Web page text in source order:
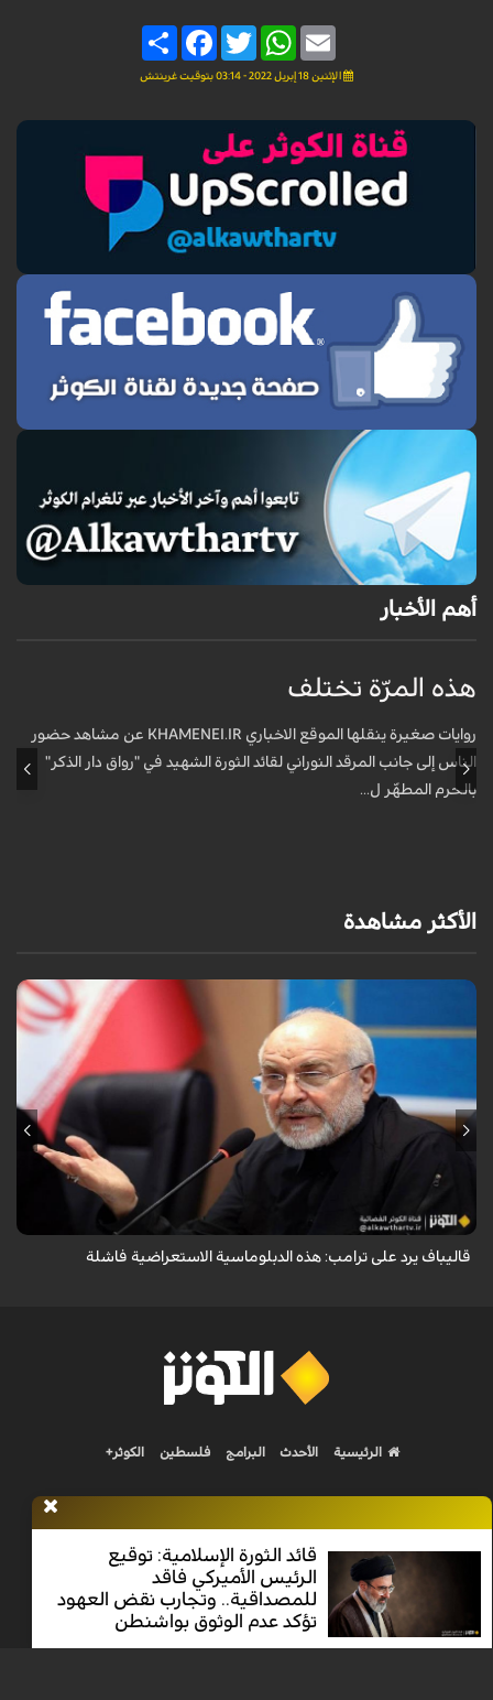
Share
FacebookTwitter
WhatsAppEmail
الإثنين 18 إبريل 2022 - 03:14 بتوقيت غرينتش
أهم الأخبار
هذه المرّة تختلف
روايات صغيرة ينقلها الموقع الاخباري KHAMENEI.IR عن مشاهد حضور
الناس إلى جانب المرقد النوراني لقائد الثورة الشهيد في "رواق دار الذكر"
بالحرم المطهّر ل...
الأكثر مشاهدة
أكد رئيس مجلس الشورى الإسلامي الإيراني أن التصريحات الاستعراضية
والتهديدات المتكررة لم تعد تُجدي نفعاً، واصفاً إياها بالدبلوماسية الفاشلة.
قاليباف يرد على ترامب: هذه الدبلوماسية الاستعراضية فاشلة
قائد الثورة الإسلامية: توقيع
الرئيس الأميركي فاقد
للمصداقية.. وتجارب نقض العهود
تؤكد عدم الوثوق بواشنطن
الرئيسية الأحدث البرامج فلسطين الكوثر+
Nilesat 11900 V | Badr 8 11747 V | Badr5 12284 V